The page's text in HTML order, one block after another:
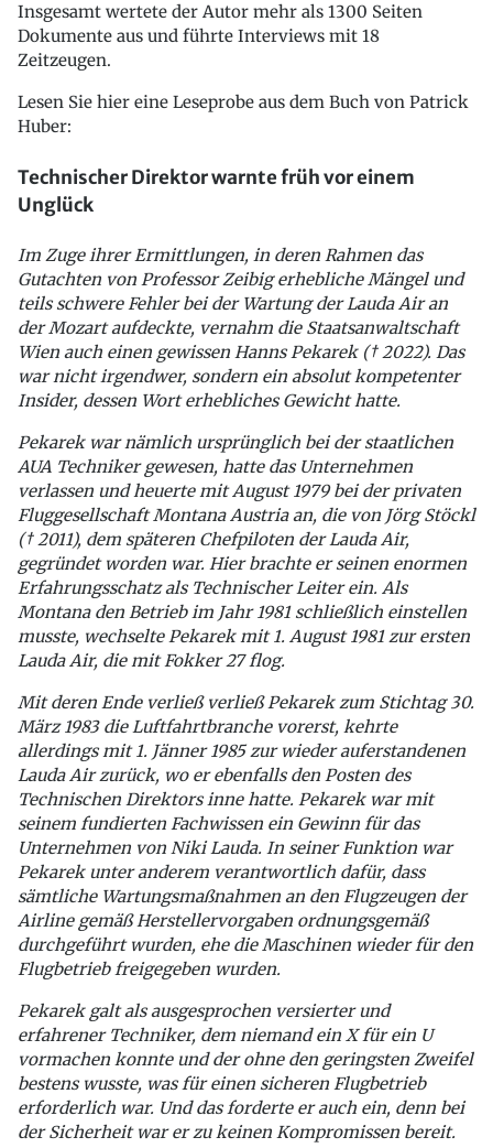
Insgesamt wertete der Autor mehr als 1300 Seiten
Dokumente aus und führte Interviews mit 18
Zeitzeugen.
Lesen Sie hier eine Leseprobe aus dem Buch von Patrick
Huber:
Technischer Direktor warnte früh vor einem
Unglück
Im Zuge ihrer Ermittlungen, in deren Rahmen das
Gutachten von Professor Zeibig erhebliche Mängel und
teils schwere Fehler bei der Wartung der Lauda Air an
der Mozart aufdeckte, vernahm die Staatsanwaltschaft
Wien auch einen gewissen Hanns Pekarek († 2022). Das
war nicht irgendwer, sondern ein absolut kompetenter
Insider, dessen Wort erhebliches Gewicht hatte.
Pekarek war nämlich ursprünglich bei der staatlichen
AUA Techniker gewesen, hatte das Unternehmen
verlassen und heuerte mit August 1979 bei der privaten
Fluggesellschaft Montana Austria an, die von Jörg Stöckl
(† 2011), dem späteren Chefpiloten der Lauda Air,
gegründet worden war. Hier brachte er seinen enormen
Erfahrungsschatz als Technischer Leiter ein. Als
Montana den Betrieb im Jahr 1981 schließlich einstellen
musste, wechselte Pekarek mit 1. August 1981 zur ersten
Lauda Air, die mit Fokker 27 flog.
Mit deren Ende verließ verließ Pekarek zum Stichtag 30.
März 1983 die Luftfahrtbranche vorerst, kehrte
allerdings mit 1. Jänner 1985 zur wieder auferstandenen
Lauda Air zurück, wo er ebenfalls den Posten des
Technischen Direktors inne hatte. Pekarek war mit
seinem fundierten Fachwissen ein Gewinn für das
Unternehmen von Niki Lauda. In seiner Funktion war
Pekarek unter anderem verantwortlich dafür, dass
sämtliche Wartungsmaßnahmen an den Flugzeugen der
Airline gemäß Herstellervorgaben ordnungsgemäß
durchgeführt wurden, ehe die Maschinen wieder für den
Flugbetrieb freigegeben wurden.
Pekarek galt als ausgesprochen versierter und
erfahrener Techniker, dem niemand ein X für ein U
vormachen konnte und der ohne den geringsten Zweifel
bestens wusste, was für einen sicheren Flugbetrieb
erforderlich war. Und das forderte er auch ein, denn bei
der Sicherheit war er zu keinen Kompromissen bereit.